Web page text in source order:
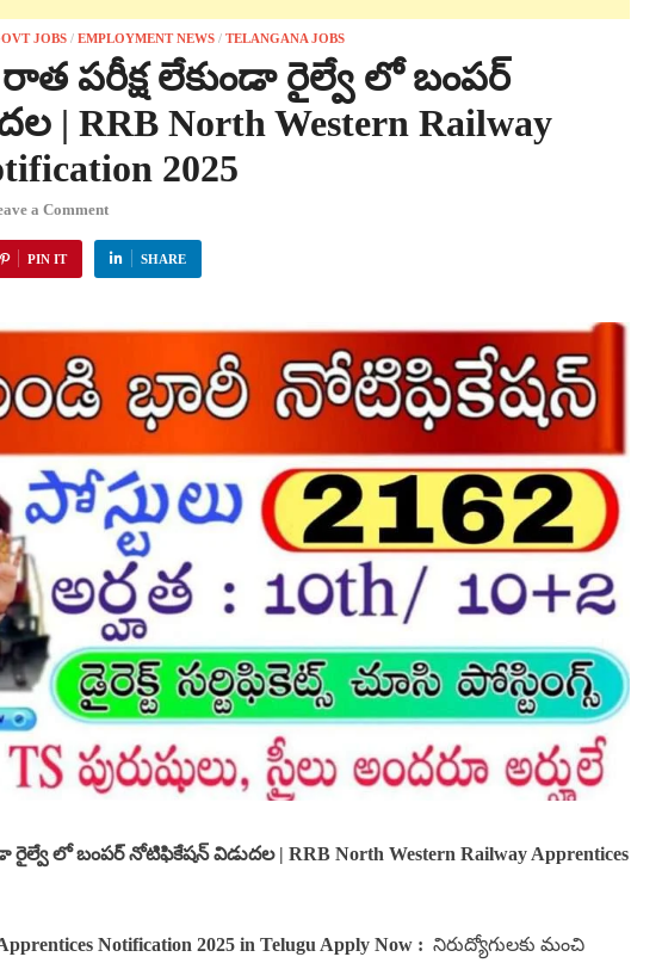
JOBS / EMPLOYMENT NEWS / TELANGANA JOBS
రాత పరీక్ష లేకుండా రైల్వే లో బంపర్
| RRB North Western Railway
2025
a Comment
PIN IT SHARE
రైల్వే లో బంపర్ నోటిఫికేషన్ విడుదల | RRB North Western Railway Apprentices
Notification 2025 in Telugu Apply Now : నిరుద్యోగులకు మంచి